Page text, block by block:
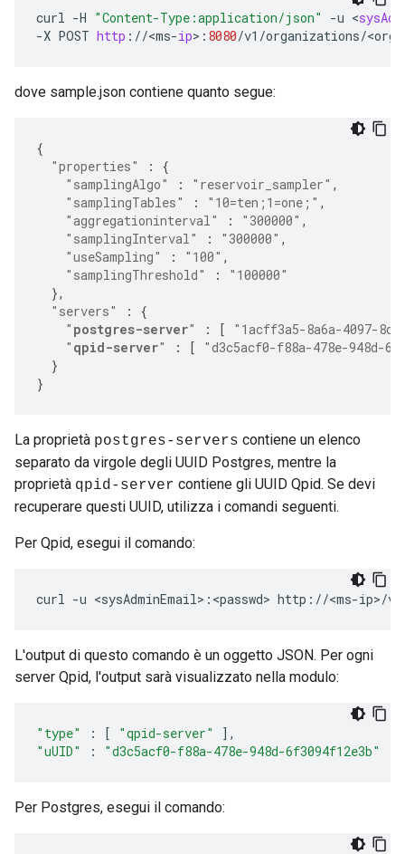
curl -H "Content-Type:application/json" -u <
-X POST http : //<ms-ip> : 8080/v1 /organizations/<org
dove sample.json contiene quanto segue:
{
"properties"
:
{
"samplingAlgo"
: "reservoir_sampler" ,
"samplingTables"
: "10=ten;1=one;" ,
"aggregationinterval"
: "300000" ,
"samplingInterval"
: "300000" ,
"useSampling"
: "100" ,
"samplingThreshold"
:
"100000"
},
"servers"
:
{
" postgres-server" : [
"1acff3a5-8a6a-4097-
" qpid-server" : [
"d3c5acf0-f88a-478e-948d-
}
}
La proprietà postgres-servers contiene un elenco
separato da virgole degli UUID Postgres, mentre la
proprietà qpid-server contiene gli UUID Qpid. Se devi
recuperare questi UUID, utilizza i comandi seguenti.
Per Qpid, esegui il comando:
curl -u <sysAdminEmail>:<passwd> http://<ms-ip>/
L'output di questo comando è un oggetto JSON. Per ogni
server Qpid, l'output sarà visualizzato nella modulo:
"type" : [ "qpid-server"
],
"uUID"
: "d3c5acf0-f88a-478e-948d-6f3094f12e3b"
Per Postgres, esegui il comando: